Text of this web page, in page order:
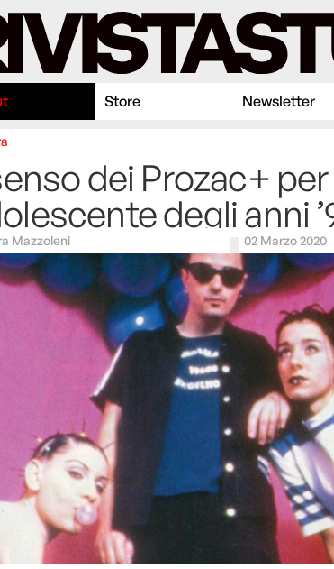
Store Newsletter
dei Prozac+
degli anni
Mazzoleni 02 Marzo 2020